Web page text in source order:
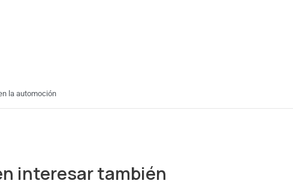
la automoción
interesar también